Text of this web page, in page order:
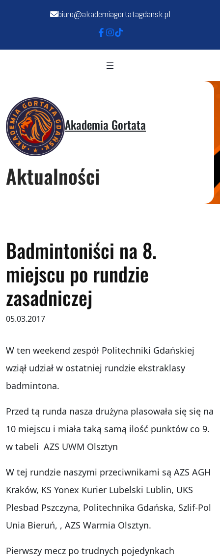
biuro@akademiagortatagdansk.pl
Akademia Gortata
Aktualności
Badmintoniści na 8.
miejscu po rundzie
zasadniczej
05.03.2017
W ten weekend zespół Politechniki Gdańskiej
wziął udział w ostatniej rundzie ekstraklasy
badmintona.
Przed tą runda nasza drużyna plasowała się się na
10 miejscu i miała taką samą ilość punktów co 9.
w tabeli AZS UWM Olsztyn
W tej rundzie naszymi przeciwnikami są AZS AGH
Kraków, KS Yonex Kurier Lubelski Lublin, UKS
Plesbad Pszczyna, Politechnika Gdańska, Szlif-Pol
Unia Bieruń, , AZS Warmia Olsztyn.
Pierwszy mecz po trudnych pojedynkach